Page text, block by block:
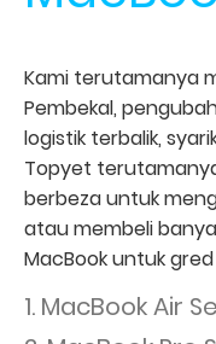
Kami terutamanya
Pembekal,
logistik terbalik,
Topyet
berbeza untuk
atau membeli
MacBook untuk gred
1. MacBook Air